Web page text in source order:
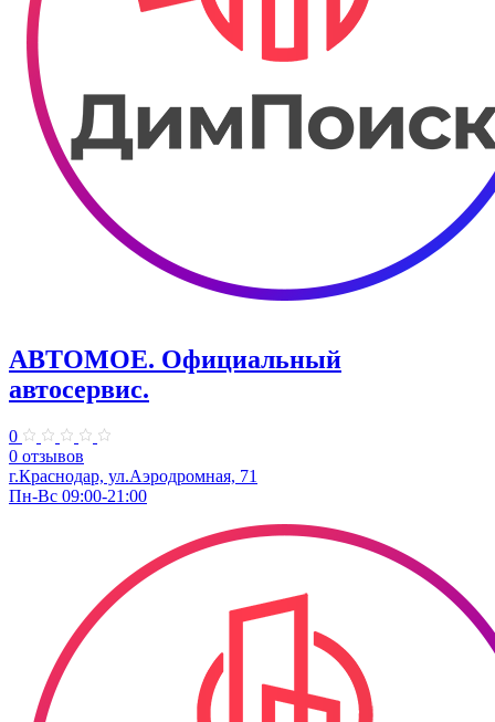
АВТОМОЕ. ​Официальный
автосервис.
0
0 отзывов
г.Краснодар, ул.​Аэродромная, 71
Пн-Вс 09:00-21:00